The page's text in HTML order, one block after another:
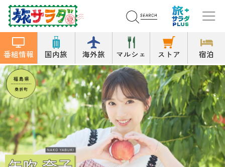
番組情報 国内旅 海外旅 マルシェ ストア 宿泊